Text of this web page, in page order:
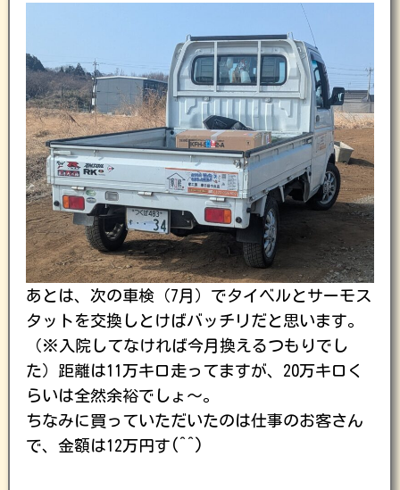
あとは、次の車検（7月）でタイベルとサーモス
タットを交換しとけばバッチリだと思います。
（※入院してなければ今月換えるつもりでし
た）距離は11万キロ走ってますが、20万キロく
らいは全然余裕でしょ〜。
ちなみに買っていただいたのは仕事のお客さん
で、金額は12万円す(^^)